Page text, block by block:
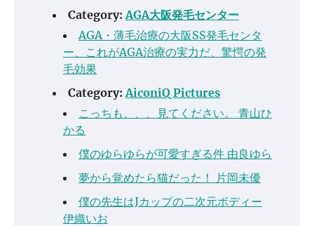
Category: AGA大阪発毛センター
AGA・薄毛治療の大阪SS発毛センタ
ー、これがAGA治療の実力だ、驚愕の発
毛効果
Category: AiconiQ Pictures
こっちも、、、見てください。 青山ひ
かる
僕のゆらゆらが可愛すぎる件 由良ゆら
夢から覚めたら猫だった！ 片岡未優
僕の先生はJカップの二次元ボディー
伊織いお